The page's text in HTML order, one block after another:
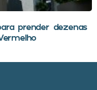
prender dezenas